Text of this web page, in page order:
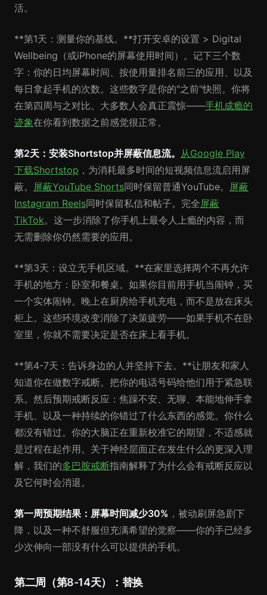
活。
**第1天：测量你的基线。**打开安卓的设置 > Digital
Wellbeing（或iPhone的屏幕使用时间）。记下三个数
字：你的日均屏幕时间、按使用量排名前三的应用、以及
每日拿起手机的次数。这些数字是你的"之前"快照。你将
在第四周与之对比。大多数人会真正震惊——手机成瘾的
迹象在你看到数据之前感觉很正常。
第2天：安装Shortstop并屏蔽信息流。 从Google Play
下载Shortstop ，为消耗最多时间的短视频信息流启用屏
蔽。 屏蔽YouTube Shorts同时保留普通YouTube。 屏蔽
Instagram Reels同时保留私信和帖子。完全屏蔽
TikTok。这一步消除了你手机上最令人上瘾的内容，而
无需删除你仍然需要的应用。
**第3天：设立无手机区域。**在家里选择两个不再允许
手机的地方：卧室和餐桌。如果你目前用手机当闹钟，买
一个实体闹钟。晚上在厨房给手机充电，而不是放在床头
柜上。这些环境改变消除了决策疲劳——如果手机不在卧
室里，你就不需要决定是否在床上看手机。
**第4-7天：告诉身边的人并坚持下去。**让朋友和家人
知道你在做数字戒断。把你的电话号码给他们用于紧急联
系。然后预期戒断反应：焦躁不安、无聊、本能地伸手拿
手机、以及一种持续的你错过了什么东西的感觉。你什么
都没有错过。你的大脑正在重新校准它的期望，不适感就
是过程在起作用。关于神经层面正在发生什么的更深入理
解，我们的多巴胺戒断指南解释了为什么会有戒断反应以
及它何时会消退。
第一周预期结果： 屏幕时间减少30% ，被动刷屏急剧下
降，以及一种不舒服但充满希望的觉察——你的手已经多
少次伸向一部没有什么可以提供的手机。
第二周（第8-14天）：替换